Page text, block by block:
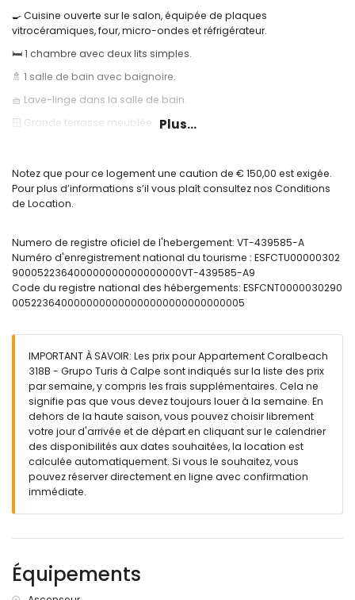
🍳 Cuisine ouverte sur le salon, équipée de plaques
vitrocéramiques, four, micro-ondes et réfrigérateur.
🛏️ 1 chambre avec deux lits simples.
🚿 1 salle de bain avec baignoire.
🧺 Lave-linge dans la salle de bain.
🪟 Grande terrasse meublée.
🌐 Connexion Internet Wi-Fi.
🏊 Piscine communautaire et douche extérieure.
Informations utiles:
🚭 Il est interdit de fumer à l’intérieur du logement.
🚫 Les animaux ne sont pas autorisés.
📦 Draps, serviettes et torchons inclus.
🔐 Logement officiellement enregistré.
Plus...
Notez que pour ce logement une caution de € 150,00 est exigée.
Pour plus d’informations s’il vous plaît consultez nos Conditions
de Location.
Numero de registre oficiel de l'hebergement: VT-439585-A
Numéro d'enregistrement national du tourisme : ESFCTU00000302
900052236400000000000000000VT-439585-A9
Code du registre national des hébergements: ESFCNT0000030290
0052236400000000000000000000000000005
IMPORTANT À SAVOIR: Les prix pour Appartement Coralbeach
318B - Grupo Turis à Calpe sont indiqués sur la liste des prix
par semaine, y compris les frais supplémentaires. Cela ne
signifie pas que vous devez toujours louer à la semaine. En
dehors de la haute saison, vous pouvez choisir librement
votre jour d'arrivée et de départ en cliquant sur le calendrier
des disponibilités aux dates souhaitées, la location est
calculée automatiquement. Si vous le souhaitez, vous
pouvez réserver directement en ligne avec confirmation
immédiate.
Équipements